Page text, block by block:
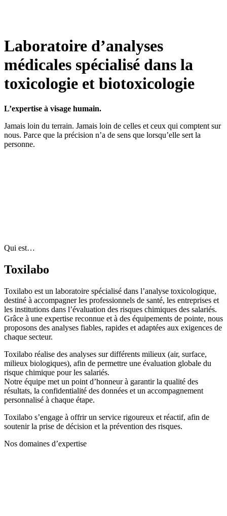
Laboratoire d’analyses
médicales spécialisé dans la
toxicologie et biotoxicologie
L’expertise à visage humain.
Jamais loin du terrain. Jamais loin de celles et ceux qui comptent sur
nous. Parce que la précision n’a de sens que lorsqu’elle sert la
personne.
Qui est…
Toxilabo
Toxilabo est un laboratoire spécialisé dans l’analyse toxicologique,
destiné à accompagner les professionnels de santé, les entreprises et
les institutions dans l’évaluation des risques chimiques des salariés.
Grâce à une expertise reconnue et à des équipements de pointe, nous
proposons des analyses fiables, rapides et adaptées aux exigences de
chaque secteur.
Toxilabo réalise des analyses sur différents milieux (air, surface,
milieux biologiques), afin de permettre une évaluation globale du
risque chimique pour les salariés.
Notre équipe met un point d’honneur à garantir la qualité des
résultats, la confidentialité des données et un accompagnement
personnalisé à chaque étape.
Toxilabo s’engage à offrir un service rigoureux et réactif, afin de
soutenir la prise de décision et la prévention des risques.
Nos domaines d’expertise